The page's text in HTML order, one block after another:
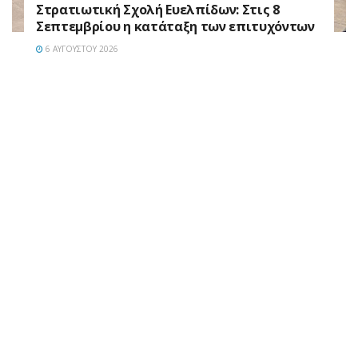
Στρατιωτική Σχολή Ευελπίδων: Στις 8
Σεπτεμβρίου η κατάταξη των επιτυχόντων
6 ΑΥΓΟΎΣΤΟΥ 2026